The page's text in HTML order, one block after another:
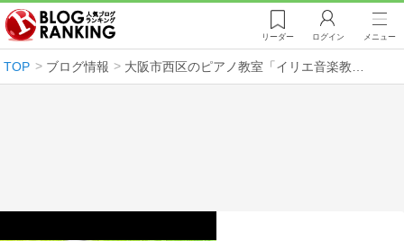
リーダー ログイン メニュー
TOP ブログ情報 大阪市西区のピアノ教室「イリエ音楽教室」